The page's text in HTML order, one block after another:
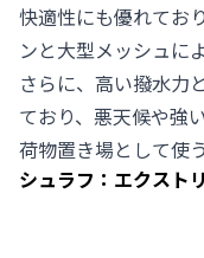
快適性にも優れてお
ンと大型メッシュに
さらに、高い撥水力
ており、悪天候や強
荷物置き場として使
シュラフ：エクスト